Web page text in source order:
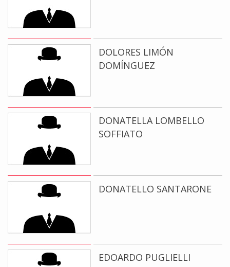
DOLORES LIMÓN
DOMÍNGUEZ
DONATELLA LOMBELLO
SOFFIATO
DONATELLO SANTARONE
EDOARDO PUGLIELLI